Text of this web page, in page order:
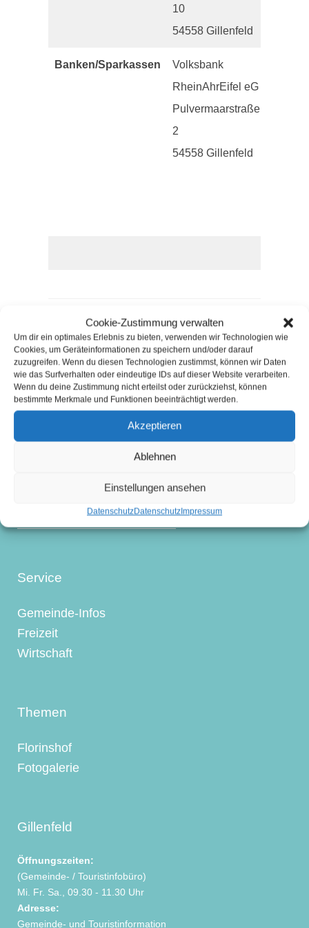
Cookie-Zustimmung verwalten
Um dir ein optimales Erlebnis zu bieten, verwenden wir Technologien wie
Cookies, um Geräteinformationen zu speichern und/oder darauf
zuzugreifen. Wenn du diesen Technologien zustimmst, können wir Daten
wie das Surfverhalten oder eindeutige IDs auf dieser Website verarbeiten.
Wenn du deine Zustimmung nicht erteilst oder zurückziehst, können
bestimmte Merkmale und Funktionen beeinträchtigt werden.
Akzeptieren
Ablehnen
Einstellungen ansehen
DatenschutzDatenschutzImpressum
10
54558 Gillenfeld
Banken/Sparkassen
Volksbank
RheinAhrEifel eG
Pulvermaarstraße
2
54558 Gillenfeld
Impressum
Kontakt
Service
Gemeinde-Infos
Freizeit
Wirtschaft
Themen
Florinshof
Fotogalerie
Gillenfeld
Öffnungszeiten:
(Gemeinde- / Touristinfobüro)
Mi. Fr. Sa., 09.30 - 11.30 Uhr
Adresse:
Gemeinde- und Touristinformation